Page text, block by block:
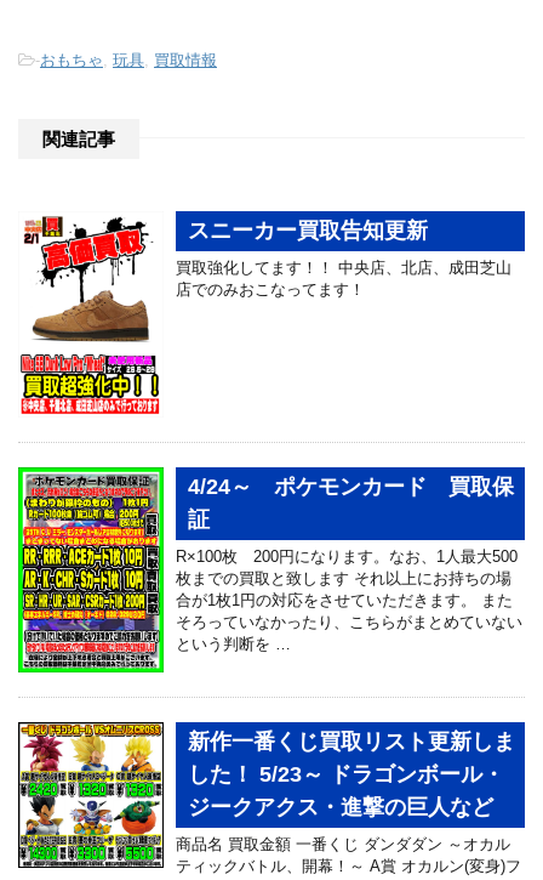
-おもちゃ 玩具 買取情報
関連記事
スニーカー買取告知更新
買取強化してます！！ 中央店、北店、成田芝山
店でのみおこなってます！
4/24～ ポケモンカード 買取保
証
R×100枚 200円になります。なお、1人最大500
枚までの買取と致します それ以上にお持ちの場
合が1枚1円の対応をさせていただきます。 また
そろっていなかったり、こちらがまとめていない
という判断を …
新作一番くじ買取リスト更新しま
した！ 5/23～ ドラゴンボール・
ジークアクス・進撃の巨人など
商品名 買取金額 一番くじ ダンダダン ～オカル
ティックバトル、開幕！～ A賞 オカルン(変身)フ